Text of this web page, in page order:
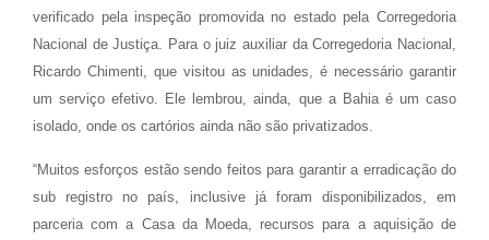
verificado pela inspeção promovida no estado pela Corregedoria
Nacional de Justiça. Para o juiz auxiliar da Corregedoria Nacional,
Ricardo Chimenti, que visitou as unidades, é necessário garantir
um serviço efetivo. Ele lembrou, ainda, que a Bahia é um caso
isolado, onde os cartórios ainda não são privatizados.
“Muitos esforços estão sendo feitos para garantir a erradicação do
sub registro no país, inclusive já foram disponibilizados, em
parceria com a Casa da Moeda, recursos para a aquisição de